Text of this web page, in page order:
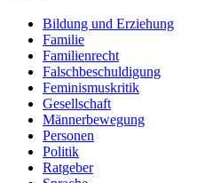
Bildung und Erziehung
Familie
Familienrecht
Falschbeschuldigung
Feminismuskritik
Gesellschaft
Männerbewegung
Personen
Politik
Ratgeber